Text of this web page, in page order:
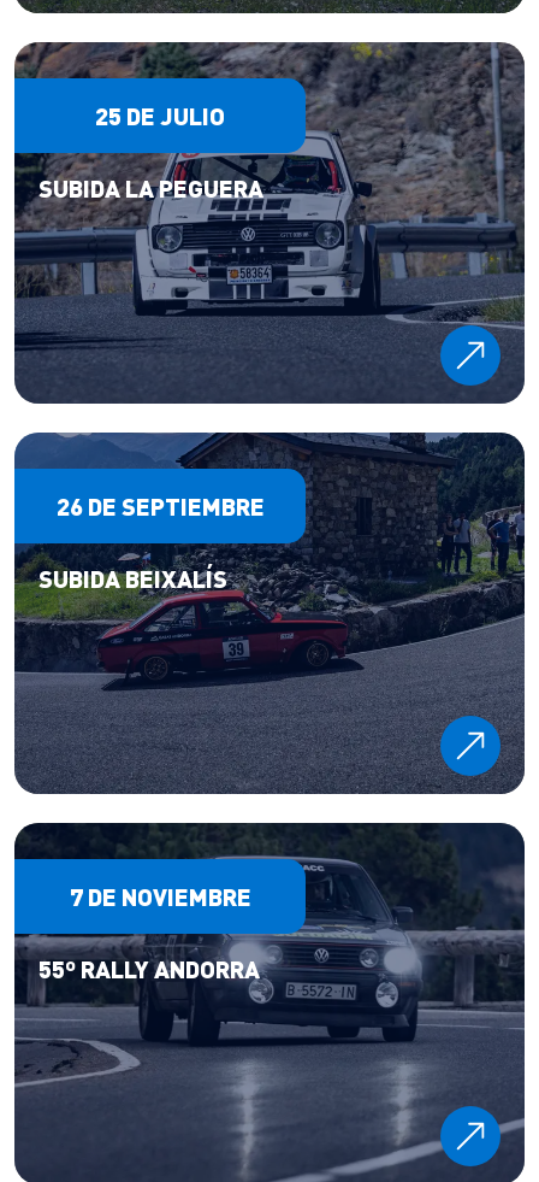
25 DE JULIO
SUBIDA LA PEGUERA
26 DE SEPTIEMBRE
SUBIDA BEIXALÍS
7 DE NOVIEMBRE
55º RALLY ANDORRA